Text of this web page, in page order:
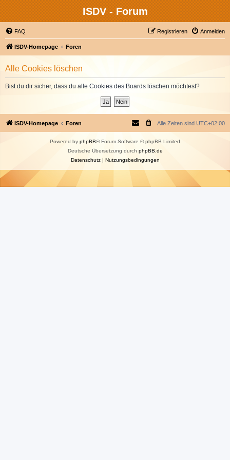
ISDV - Forum
FAQ Anmelden
Registrieren
ISDV-Homepage Foren
Alle Cookies löschen
Bist du dir sicher, dass du alle Cookies des Boards löschen möchtest?
ISDV-Homepage Foren Alle Zeiten sind UTC+02:00
Powered by phpBB® Forum Software © phpBB Limited
Deutsche Übersetzung durch phpBB.de
Datenschutz| Nutzungsbedingungen